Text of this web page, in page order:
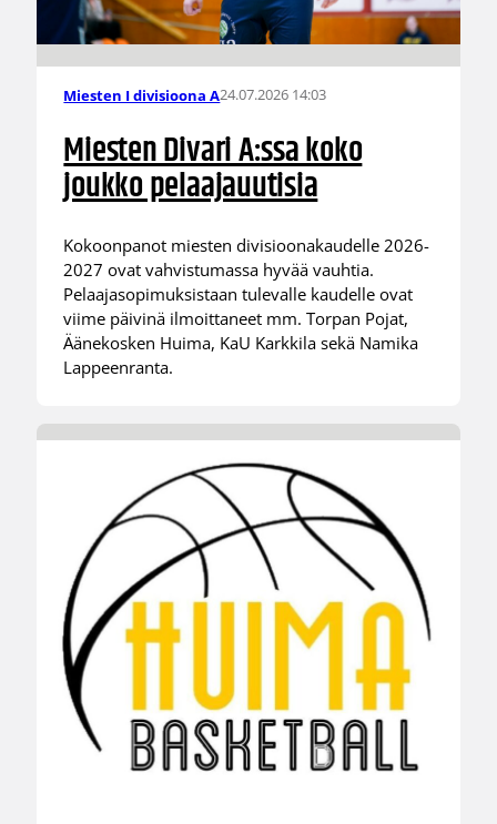
Miesten I divisioona A24.07.2026 14:03
Miesten Divari A:ssa koko
joukko pelaajauutisia
Kokoonpanot miesten divisioonakaudelle 2026-
2027 ovat vahvistumassa hyvää vauhtia.
Pelaajasopimuksistaan tulevalle kaudelle ovat
viime päivinä ilmoittaneet mm. Torpan Pojat,
Äänekosken Huima, KaU Karkkila sekä Namika
Lappeenranta.